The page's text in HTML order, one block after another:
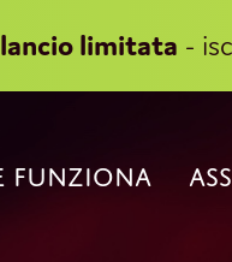
limitata -
FUNZIONA